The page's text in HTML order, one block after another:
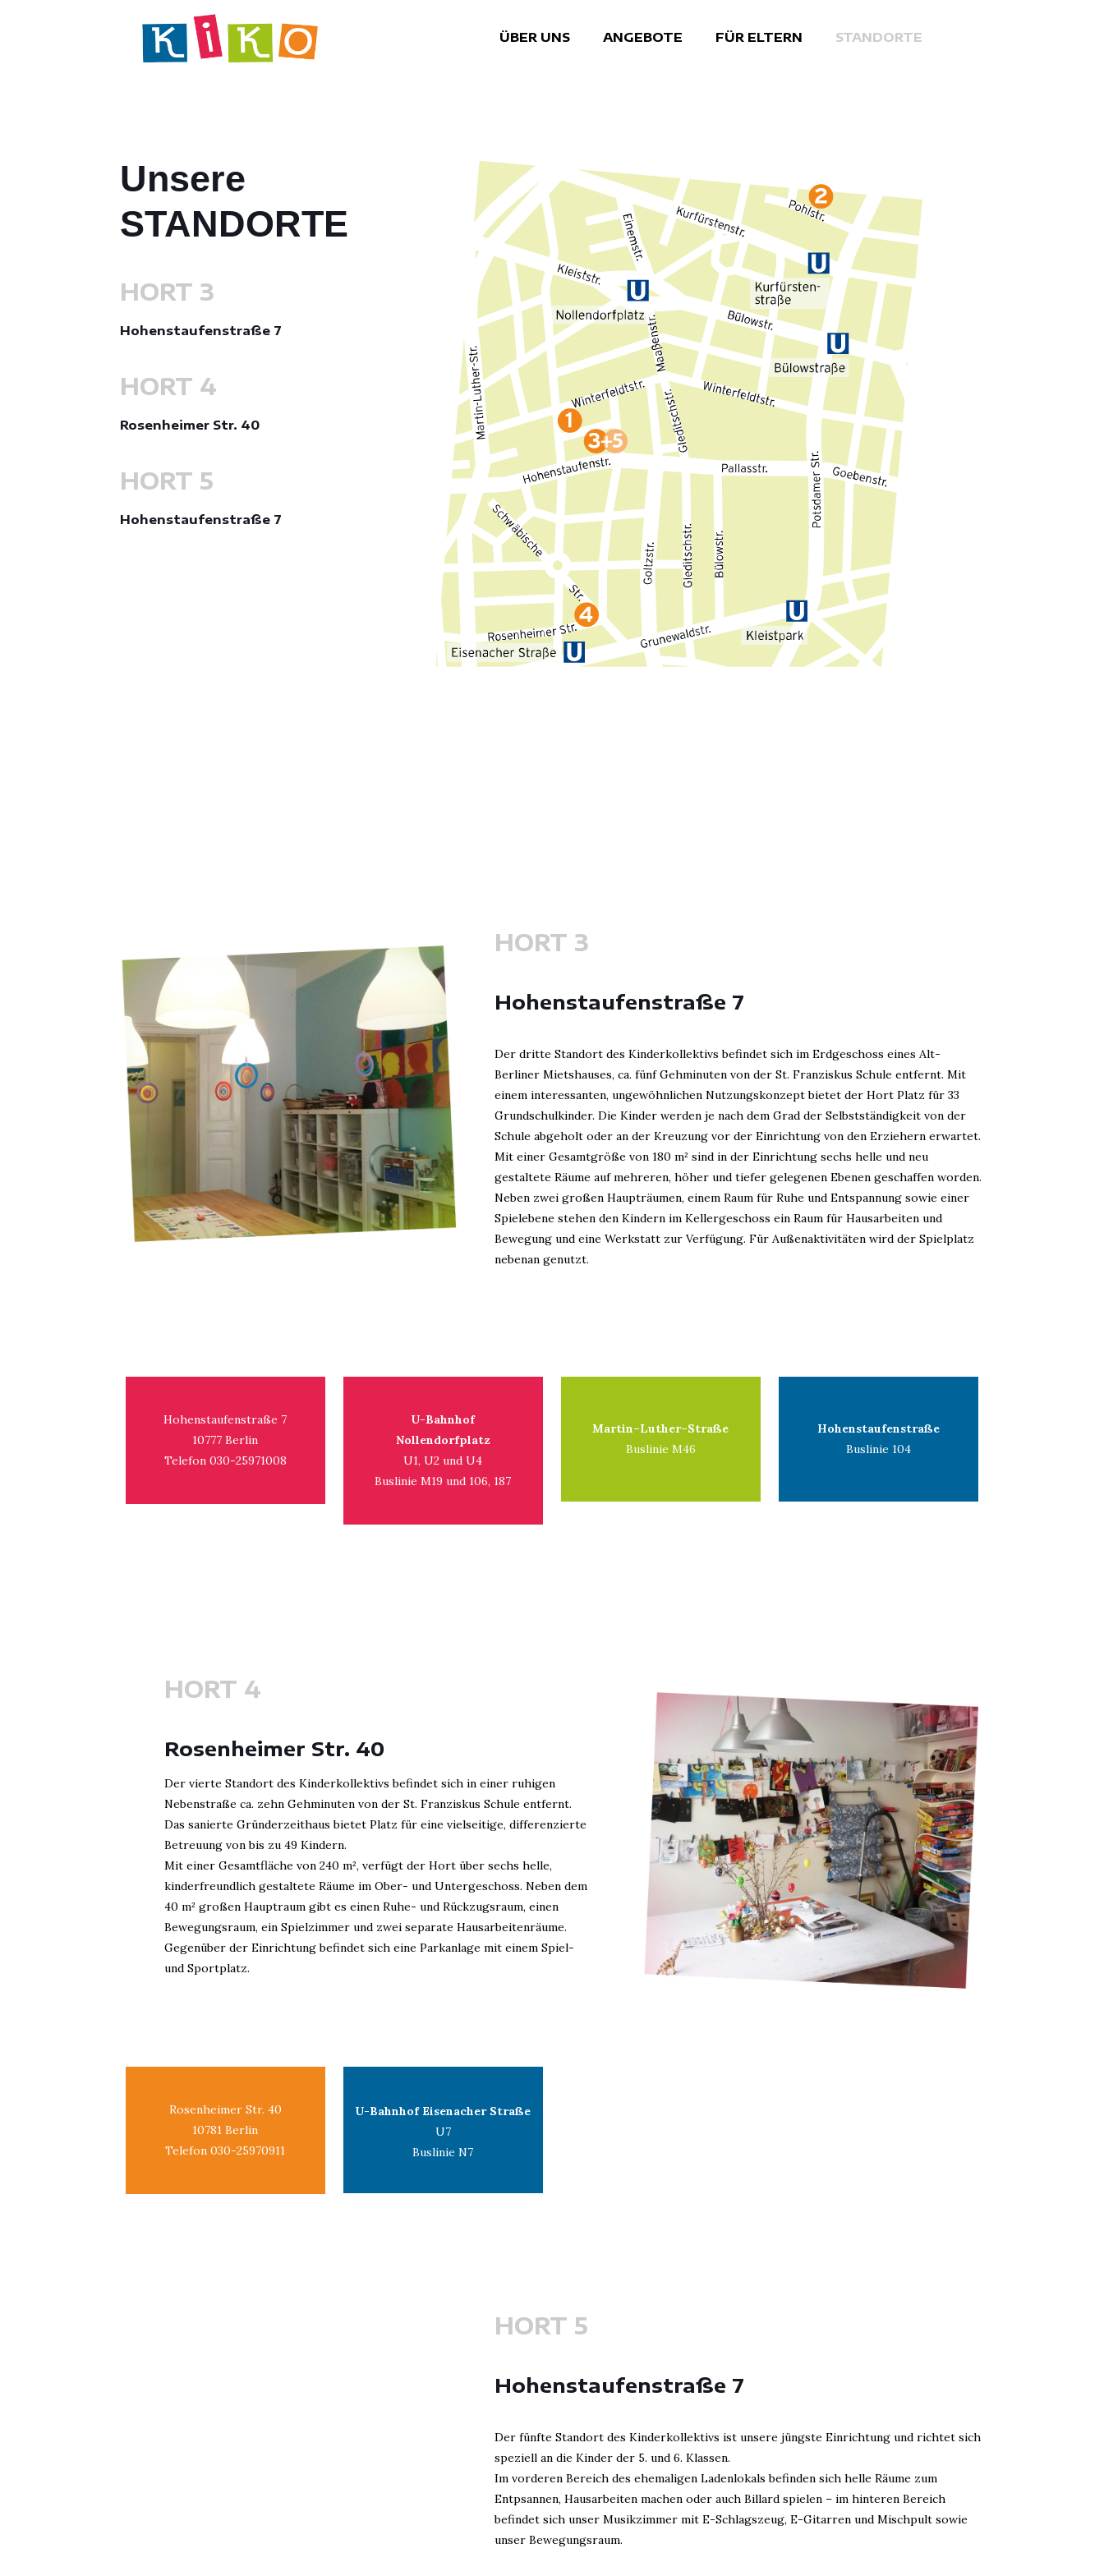
ÜBER UNS ANGEBOTE FÜR ELTERN STANDORTE
Unsere
STANDORTE
HORT 3
Hohenstaufenstraße 7
HORT 4
Rosenheimer Str. 40
HORT 5
Hohenstaufenstraße 7
HORT 3
Hohenstaufenstraße 7
Der dritte Standort des Kinderkollektivs befindet sich im Erdgeschoss eines Alt-
Berliner Mietshauses, ca. fünf Gehminuten von der St. Franziskus Schule entfernt. Mit
einem interessanten, ungewöhnlichen Nutzungskonzept bietet der Hort Platz für 33
Grundschulkinder. Die Kinder werden je nach dem Grad der Selbstständigkeit von der
Schule abgeholt oder an der Kreuzung vor der Einrichtung von den Erziehern erwartet.
Mit einer Gesamtgröße von 180 m² sind in der Einrichtung sechs helle und neu
gestaltete Räume auf mehreren, höher und tiefer gelegenen Ebenen geschaffen worden.
Neben zwei großen Haupträumen, einem Raum für Ruhe und Entspannung sowie einer
Spielebene stehen den Kindern im Kellergeschoss ein Raum für Hausarbeiten und
Bewegung und eine Werkstatt zur Verfügung. Für Außenaktivitäten wird der Spielplatz
nebenan genutzt.
Hohenstaufenstraße 7
10777 Berlin
Telefon 030-25971008
U-Bahnhof
Nollendorfplatz
U1, U2 und U4
Buslinie M19 und 106, 187
Martin–Luther–Straße
Buslinie M46
Hohenstaufenstraße
Buslinie 104
HORT 4
Rosenheimer Str. 40
Der vierte Standort des Kinderkollektivs befindet sich in einer ruhigen
Nebenstraße ca. zehn Gehminuten von der St. Franziskus Schule entfernt.
Das sanierte Gründerzeithaus bietet Platz für eine vielseitige, differenzierte
Betreuung von bis zu 49 Kindern.
Mit einer Gesamtfläche von 240 m², verfügt der Hort über sechs helle,
kinderfreundlich gestaltete Räume im Ober- und Untergeschoss. Neben dem
40 m² großen Hauptraum gibt es einen Ruhe- und Rückzugsraum, einen
Bewegungsraum, ein Spielzimmer und zwei separate Hausarbeitenräume.
Gegenüber der Einrichtung befindet sich eine Parkanlage mit einem Spiel-
und Sportplatz.
Rosenheimer Str. 40
10781 Berlin
Telefon 030-25970911
U-Bahnhof Eisenacher Straße
U7
Buslinie N7
HORT 5
Hohenstaufenstraße 7
Der fünfte Standort des Kinderkollektivs ist unsere jüngste Einrichtung und richtet sich
speziell an die Kinder der 5. und 6. Klassen.
Im vorderen Bereich des ehemaligen Ladenlokals befinden sich helle Räume zum
Entpsannen, Hausarbeiten machen oder auch Billard spielen – im hinteren Bereich
befindet sich unser Musikzimmer mit E-Schlagszeug, E-Gitarren und Mischpult sowie
unser Bewegungsraum.